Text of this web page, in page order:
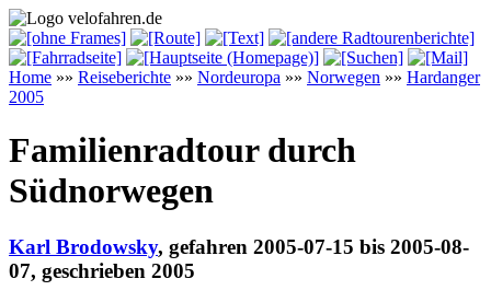
Home »» Reiseberichte »» Nordeuropa »» Norwegen »» Hardanger
2005
Familienradtour durch
Südnorwegen
Karl Brodowsky, gefahren 2005-07-15 bis 2005-08-
07, geschrieben 2005